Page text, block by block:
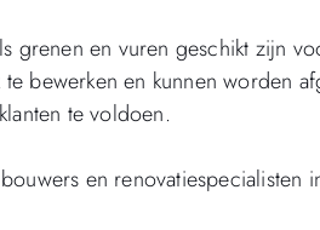
grenen en vuren geschikt zijn
bewerken en kunnen worden
te voldoen.
en renovatiespecialisten